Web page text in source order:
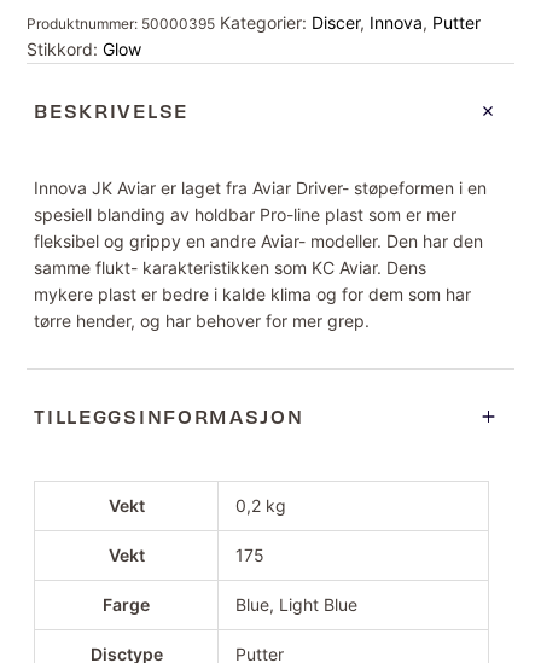
Produktnummer: 50000395 Kategorier: Discer, Innova, Putter
Stikkord:Glow
BESKRIVELSE
Innova JK Aviar er laget fra Aviar Driver- støpeformen i en
spesiell blanding av holdbar Pro-line plast som er mer
fleksibel og grippy en andre Aviar- modeller. Den har den
samme flukt- karakteristikken som KC Aviar. Dens
mykere plast er bedre i kalde klima og for dem som har
tørre hender, og har behover for mer grep.
TILLEGGSINFORMASJON
Vekt 0,2 kg
Vekt 175
Farge Blue, Light Blue
Disctype Putter